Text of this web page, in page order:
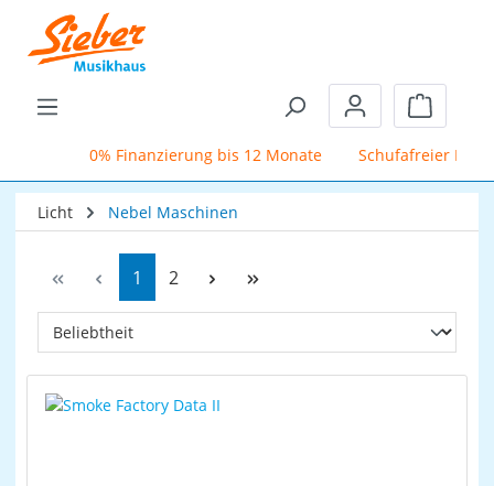
Zum Hauptinhalt springen
0% Finanzierung bis 12 Monate Schufafreier
Licht Nebel Maschinen
Seite
1 Seite
2